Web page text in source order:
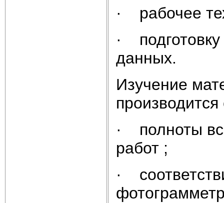
· рабочее
·
данных.
Изучение
· полноты
работ ;
·